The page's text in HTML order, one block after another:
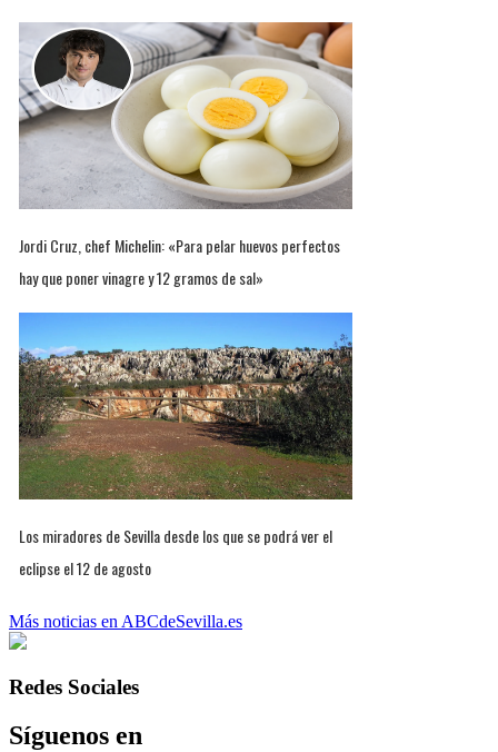
Jordi Cruz, chef Michelin: «Para pelar huevos perfectos
hay que poner vinagre y 12 gramos de sal»
Los miradores de Sevilla desde los que se podrá ver el
eclipse el 12 de agosto
Más noticias en ABCdeSevilla.es
Redes Sociales
Síguenos en